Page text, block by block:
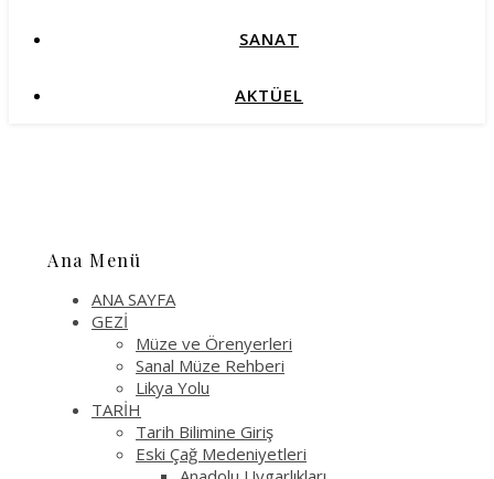
SANAT
AKTÜEL
Ana Menü
ANA SAYFA
GEZİ
Müze ve Örenyerleri
Sanal Müze Rehberi
Likya Yolu
TARİH
Tarih Bilimine Giriş
Eski Çağ Medeniyetleri